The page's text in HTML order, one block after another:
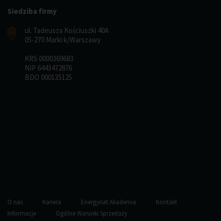
Siedziba firmy
ul. Tadeusza Kościuszki 40A
05-270 Marki k/Warszawy
KRS 0000369683
NIP 6443472876
BDO 000135125
O nas Kariera Energynat Akademia
Kontakt
Informacje
Ogólne Warunki Sprzedaży